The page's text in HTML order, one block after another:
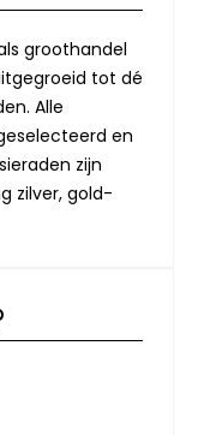
groothandel
tot dé
Alle
en
zijn
zilver, gold-